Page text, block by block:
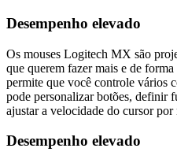
Desempenho elevado
Os mouses Logitech MX são
que querem fazer mais e de
permite que você controle vários
pode personalizar botões, definir
ajustar a velocidade do cursor
Desempenho elevado